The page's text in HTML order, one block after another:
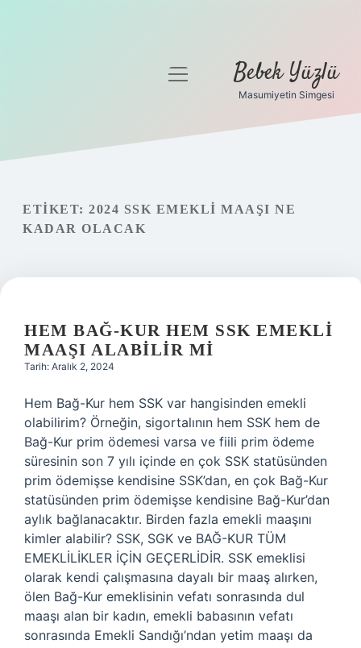
Gizlilik Politikası
menüyü
Bebek Yüzlü
Masumiyetin Simgesi
ETIKET: 2024 SSK EMEKLI MAAŞI NE
KADAR OLACAK
HEM BAĞ-KUR HEM SSK EMEKLI
MAAŞI ALABILIR MI
Tarih: Aralık 2, 2024
Hem Bağ-Kur hem SSK var hangisinden emekli
olabilirim? Örneğin, sigortalının hem SSK hem de
Bağ-Kur prim ödemesi varsa ve fiili prim ödeme
süresinin son 7 yılı içinde en çok SSK statüsünden
prim ödemişse kendisine SSK’dan, en çok Bağ-Kur
statüsünden prim ödemişse kendisine Bağ-Kur’dan
aylık bağlanacaktır. Birden fazla emekli maaşını
kimler alabilir? SSK, SGK ve BAĞ-KUR TÜM
EMEKLİLİKLER İÇİN GEÇERLİDİR. SSK emeklisi
olarak kendi çalışmasına dayalı bir maaş alırken,
ölen Bağ-Kur emeklisinin vefatı sonrasında dul
maaşı alan bir kadın, emekli babasının vefatı
sonrasında Emekli Sandığı’ndan yetim maaşı da